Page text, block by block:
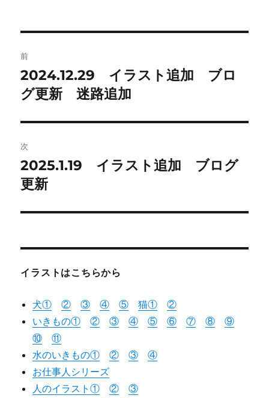
稿
ナ
ビ
ゲ
ー
シ
ン
前
前
の
稿:
2024.12.29 イラスト追加 ブロ
グ更新 迷路追加
次
次
の
稿:
2025.1.19 イラスト追加 ブログ
更新
イラストはこちらから
犬① ② ③ ④ ⑤ 猫①
②
いきもの①
② ③ ④ ⑤ ⑥ ⑦ ⑧
⑨
⑩
⑪
水のいきもの①
② ③
④
お仕事人シリーズ
人のイラスト①
②
③